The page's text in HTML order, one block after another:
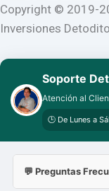
Copyright © 2019-
Inversiones
Soporte
Atención al
🕒 De Lunes a
💬 Preguntas